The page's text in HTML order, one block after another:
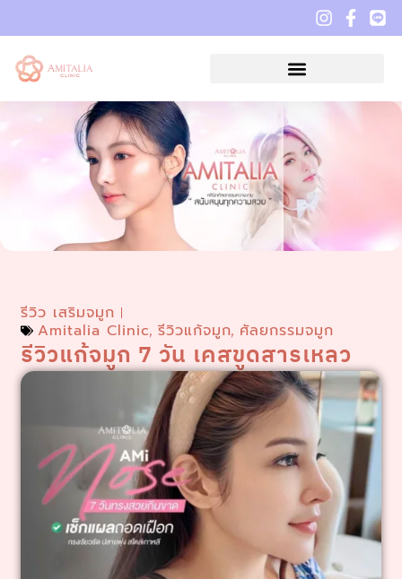
รีวิว เสริมจมูก
Amitalia Clinic,รีวิวแก้จมูก, ศัลยกรรมจมูก
รีวิวแก้จมูก 7 วัน เคสขูดสารเหลว